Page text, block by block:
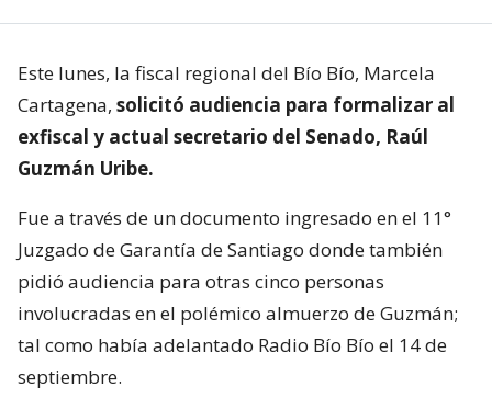
Este lunes, la fiscal regional del Bío Bío, Marcela
Cartagena, solicitó audiencia para formalizar al
exfiscal y actual secretario del Senado, Raúl
Guzmán Uribe.
Fue a través de un documento ingresado en el 11°
Juzgado de Garantía de Santiago donde también
pidió audiencia para otras cinco personas
involucradas en el polémico almuerzo de Guzmán;
tal como había adelantado Radio Bío Bío el 14 de
septiembre.